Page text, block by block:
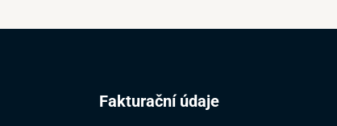
Fakturační údaje